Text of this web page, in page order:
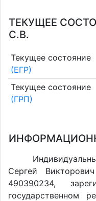
ТЕКУЩЕЕ
С.В.
Текущее состояние
(ЕГР)
Текущее состояние
(ГРП)
Сергей
490390234,
государственном